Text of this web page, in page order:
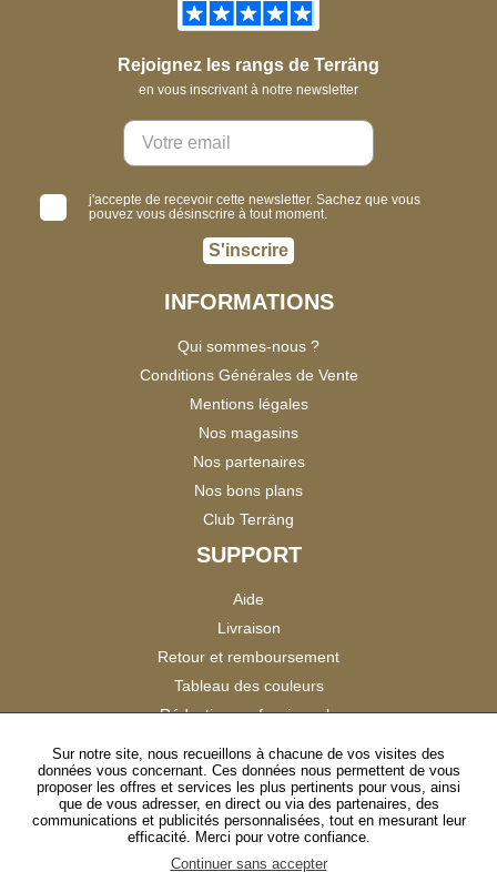
Rejoignez les rangs de Terräng
en vous inscrivant à notre newsletter
j'accepte de recevoir cette newsletter. Sachez que vous
pouvez vous désinscrire à tout moment.
S'inscrire
INFORMATIONS
Qui sommes-nous ?
Conditions Générales de Vente
Mentions légales
Nos magasins
Nos partenaires
Nos bons plans
Club Terräng
SUPPORT
Aide
Livraison
Retour et remboursement
Tableau des couleurs
Réduction professionnels
Satisfaction Clients
SUIVEZ-NOUS
Sur notre site, nous recueillons à chacune de vos visites des
données vous concernant. Ces données nous permettent de vous
proposer les offres et services les plus pertinents pour vous, ainsi
que de vous adresser, en direct ou via des partenaires, des
communications et publicités personnalisées, tout en mesurant leur
efficacité. Merci pour votre confiance.
Continuer sans accepter